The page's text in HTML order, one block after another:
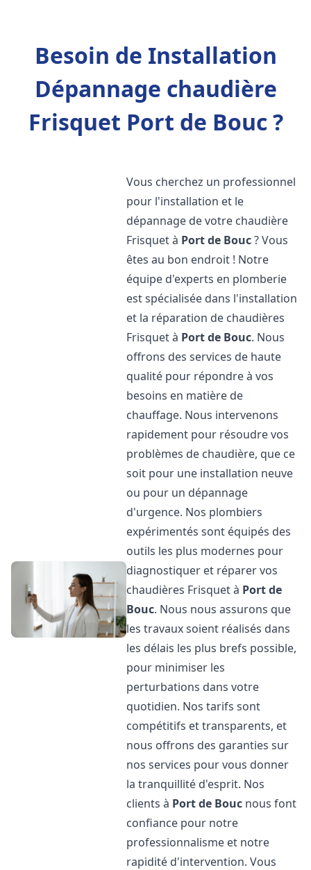
Besoin de Installation
Dépannage chaudière
Frisquet Port de Bouc ?
Vous cherchez un professionnel
pour l'installation et le
dépannage de votre chaudière
Frisquet à Port de Bouc? Vous
êtes au bon endroit ! Notre
équipe d'experts en plomberie
est spécialisée dans l'installation
et la réparation de chaudières
Frisquet à Port de Bouc. Nous
offrons des services de haute
qualité pour répondre à vos
besoins en matière de
chauffage. Nous intervenons
rapidement pour résoudre vos
problèmes de chaudière, que ce
soit pour une installation neuve
ou pour un dépannage
d'urgence. Nos plombiers
expérimentés sont équipés des
outils les plus modernes pour
diagnostiquer et réparer vos
chaudières Frisquet à Port de
Bouc. Nous nous assurons que
les travaux soient réalisés dans
les délais les plus brefs possible,
pour minimiser les
perturbations dans votre
quotidien. Nos tarifs sont
compétitifs et transparents, et
nous offrons des garanties sur
nos services pour vous donner
la tranquillité d'esprit. Nos
clients à Port de Bouc nous font
confiance pour notre
professionnalisme et notre
rapidité d'intervention. Vous